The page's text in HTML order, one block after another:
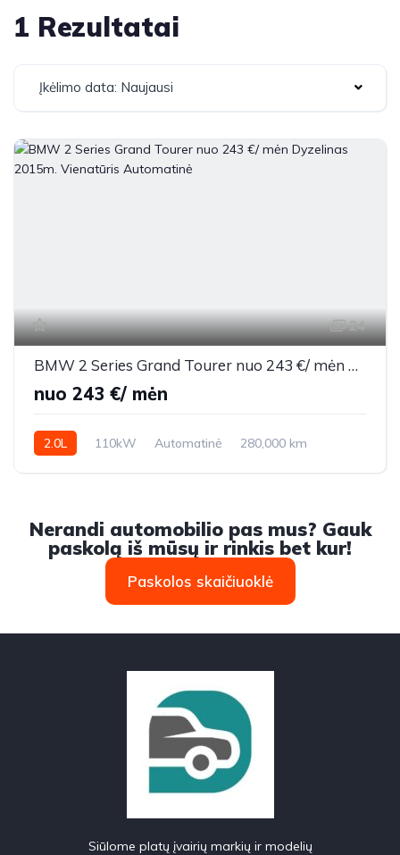
1 Rezultatai
Įkėlimo data: Naujausi
24
BMW 2 Series Grand Tourer nuo 243 €/ mėn Dyzelinas 2015m. Vienatūris Automatinė
nuo 243 €/ mėn
2.0L 110kW Automatinė
280,000 km
Nerandi automobilio pas mus? Gauk
paskolą iš mūsų ir rinkis bet kur!
Paskolos skaičiuoklė
Siūlome platų įvairių markių ir modelių